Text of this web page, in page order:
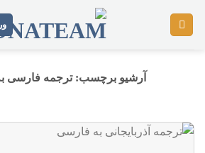
آرشیو برچسب:ترجمه فارسی به